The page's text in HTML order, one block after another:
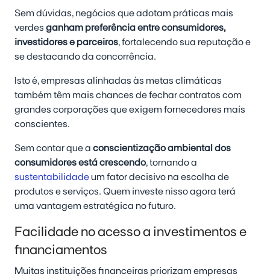
Sem dúvidas, negócios que adotam práticas mais
verdes ganham preferência entre consumidores,
investidores e parceiros, fortalecendo sua reputação e
se destacando da concorrência.
Isto é, empresas alinhadas às metas climáticas
também têm mais chances de fechar contratos com
grandes corporações que exigem fornecedores mais
conscientes.
Sem contar que a conscientização ambiental dos
consumidores está crescendo, tornando a
sustentabilidadeum fator decisivo na escolha de
produtos e serviços. Quem investe nisso agora terá
uma vantagem estratégica no futuro.
Facilidade no acesso a investimentos e
financiamentos
Muitas instituições financeiras priorizam empresas